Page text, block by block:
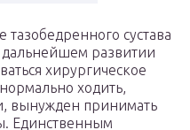
тазобедренного сустава
развитии
хирургическое
ходить,
вынужден принимать
Единственным